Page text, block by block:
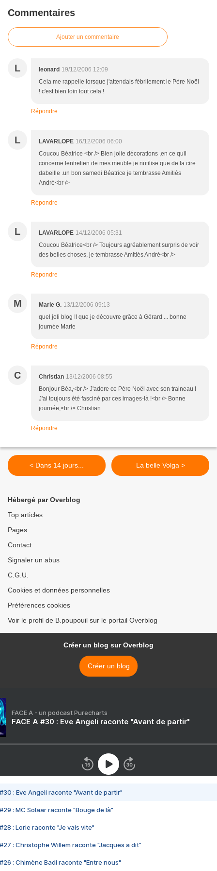
Commentaires
Ajouter un commentaire
L leonard 19/12/2006 12:09
Cela me rappelle lorsque j'attendais fébrilement le Père Noël
! c'est bien loin tout cela !
Répondre
L LAVARLOPE 16/12/2006 06:00
Coucou Béatrice <br /> Bien jolie décorations ,en ce quil
concerne lentretien de mes meuble je nutilise que de la cire
dabeille .un bon samedi Béatrice je tembrasse Amitiés
André<br />
Répondre
L LAVARLOPE 14/12/2006 05:31
Coucou Béatrice<br /> Toujours agréablement surpris de voir
des belles choses, je tembrasse Amitiés André<br />
Répondre
M Marie G. 13/12/2006 09:13
quel joli blog !! que je découvre grâce à Gérard ... bonne
journée Marie
Répondre
C Christian 13/12/2006 08:55
Bonjour Béa,<br /> J'adore ce Père Noël avec son traineau !
J'ai toujours été fasciné par ces images-là !<br /> Bonne
journée,<br /> Christian
Répondre
< Dans 14 jours... La belle Volga >
Hébergé par Overblog
Top articles
Pages
Contact
Signaler un abus
C.G.U.
Cookies et données personnelles
Préférences cookies
Voir le profil de B.poupouil sur le portail Overblog
Créer un blog sur Overblog
Créer un blog
FACE A - un podcast Purecharts
FACE A #30 : Eve Angeli raconte "Avant de partir"
#30 : Eve Angeli raconte "Avant de partir"
#29 : MC Solaar raconte "Bouge de là"
#28 : Lorie raconte "Je vais vite"
#27 : Christophe Willem raconte "Jacques a dit"
#26 : Chimène Badi raconte "Entre nous"